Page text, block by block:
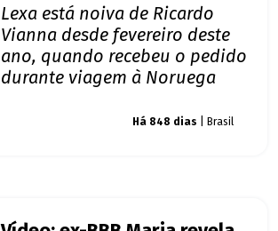
Lexa está noiva de Ricardo
Vianna desde fevereiro deste
ano, quando recebeu o pedido
durante viagem à Noruega
Há 848 dias | Brasil